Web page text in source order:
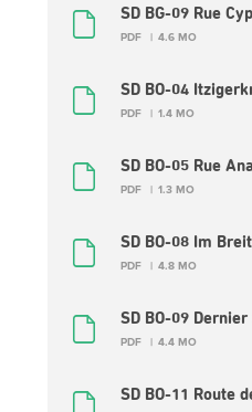
SD BG-09 Rue
PDF 4.6 MO
SD BO-04
PDF 1.4 MO
SD BO-05 Rue
PDF 1.3 MO
SD BO-08 Im
PDF 4.8 MO
SD BO-09
PDF 4.4 MO
SD BO-11 Route